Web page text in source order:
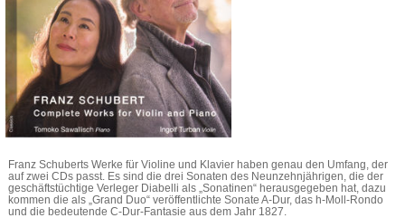
Franz Schuberts Werke für Violine und Klavier haben genau den Umfang, der
auf zwei CDs passt. Es sind die drei Sonaten des Neunzehnjährigen, die der
geschäftstüchtige Verleger Diabelli als „Sonatinen“ herausgegeben hat, dazu
kommen die als „Grand Duo“ veröffentlichte Sonate A-Dur, das h-Moll-Rondo
und die bedeutende C-Dur-Fantasie aus dem Jahr 1827.